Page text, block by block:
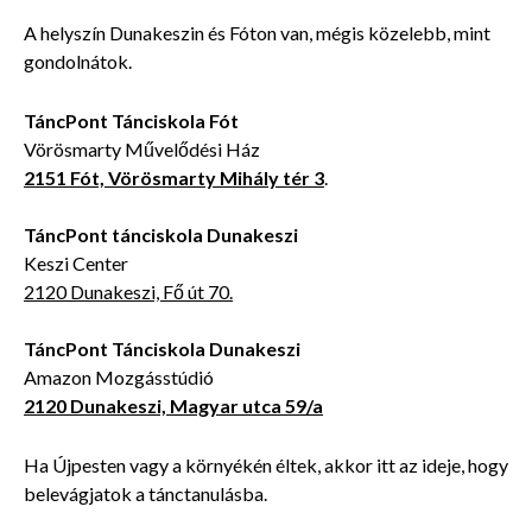
A helyszín Dunakeszin és Fóton van, mégis közelebb, mint
gondolnátok.
TáncPont Tánciskola Fót
Vörösmarty Művelődési Ház
2151 Fót, Vörösmarty Mihály tér 3.
TáncPont tánciskola Dunakeszi
Keszi Center
2120 Dunakeszi, Fő út 70.
TáncPont Tánciskola Dunakeszi
Amazon Mozgásstúdió
2120 Dunakeszi, Magyar utca 59/a
Ha Újpesten vagy a környékén éltek, akkor itt az ideje, hogy
belevágjatok a tánctanulásba.